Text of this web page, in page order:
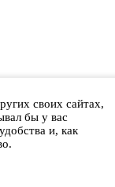
своих сайтах,
бы у вас
и, как